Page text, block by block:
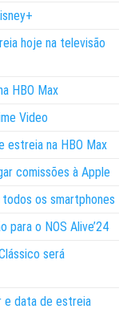
hoje na televisão
HBO Max
Video
estreia na HBO Max
comissões à Apple
todos os smartphones
para o NOS Alive’24
será
e data de estreia